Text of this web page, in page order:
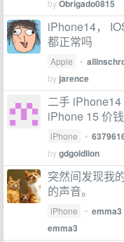
byObrigado0815
iPhone14，
都正常吗
Apple •
by jarence
二手
iPhone 15 价
iPhone •
bygdgoldlion
突然间发现我
的声音。
iPhone • emma3
emma3